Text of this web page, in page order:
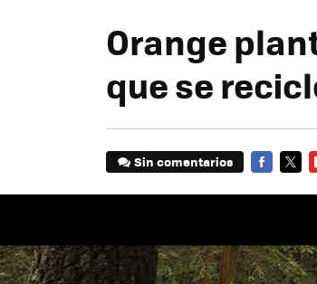
Orange
que se
Sin comentarios